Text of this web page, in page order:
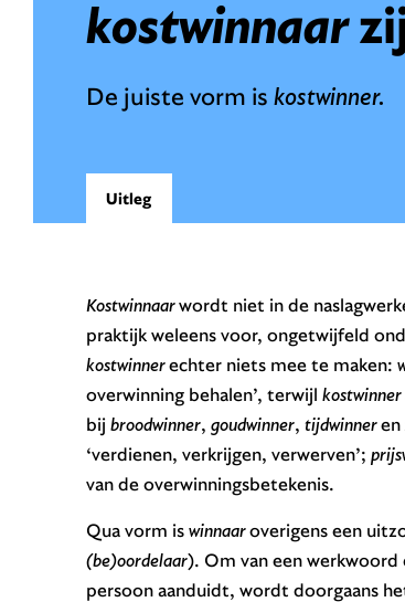
kostwinnaar
De juiste vorm is kostwinner.
Uitleg
Kostwinnaarwordt niet in de
praktijk weleens voor, ongetwijfeld
kostwinnerechter niets mee te maken:
overwinning behalen’, terwijl kostwinner
bijbroodwinner, goudwinner, tijdwinneren
‘verdienen, verkrijgen, verwerven’;
van de overwinningsbetekenis.
Qua vorm iswinnaaroverigens een
(be)oordelaar). Om van een
persoon aanduidt, wordt doorgaans